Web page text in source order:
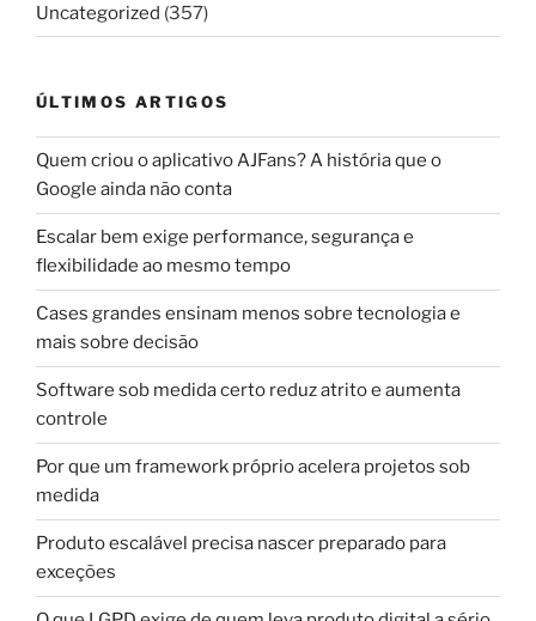
Uncategorized (357)
ÚLTIMOS ARTIGOS
Quem criou o aplicativo AJFans? A história que o
Google ainda não conta
Escalar bem exige performance, segurança e
flexibilidade ao mesmo tempo
Cases grandes ensinam menos sobre tecnologia e
mais sobre decisão
Software sob medida certo reduz atrito e aumenta
controle
Por que um framework próprio acelera projetos sob
medida
Produto escalável precisa nascer preparado para
exceções